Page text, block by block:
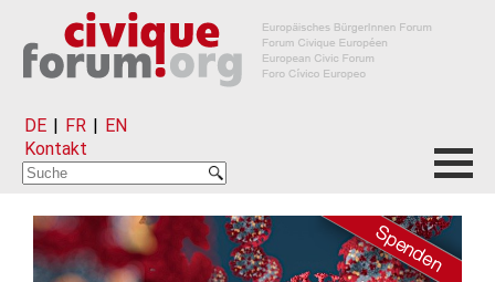
DE | FR | EN
Kontakt